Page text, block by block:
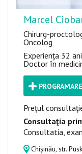
Marcel
Chirurg-
Oncolog
Experiența 32
Doctor în
Prețul
Consultaţia
Consultatia,
Chișinău, str.